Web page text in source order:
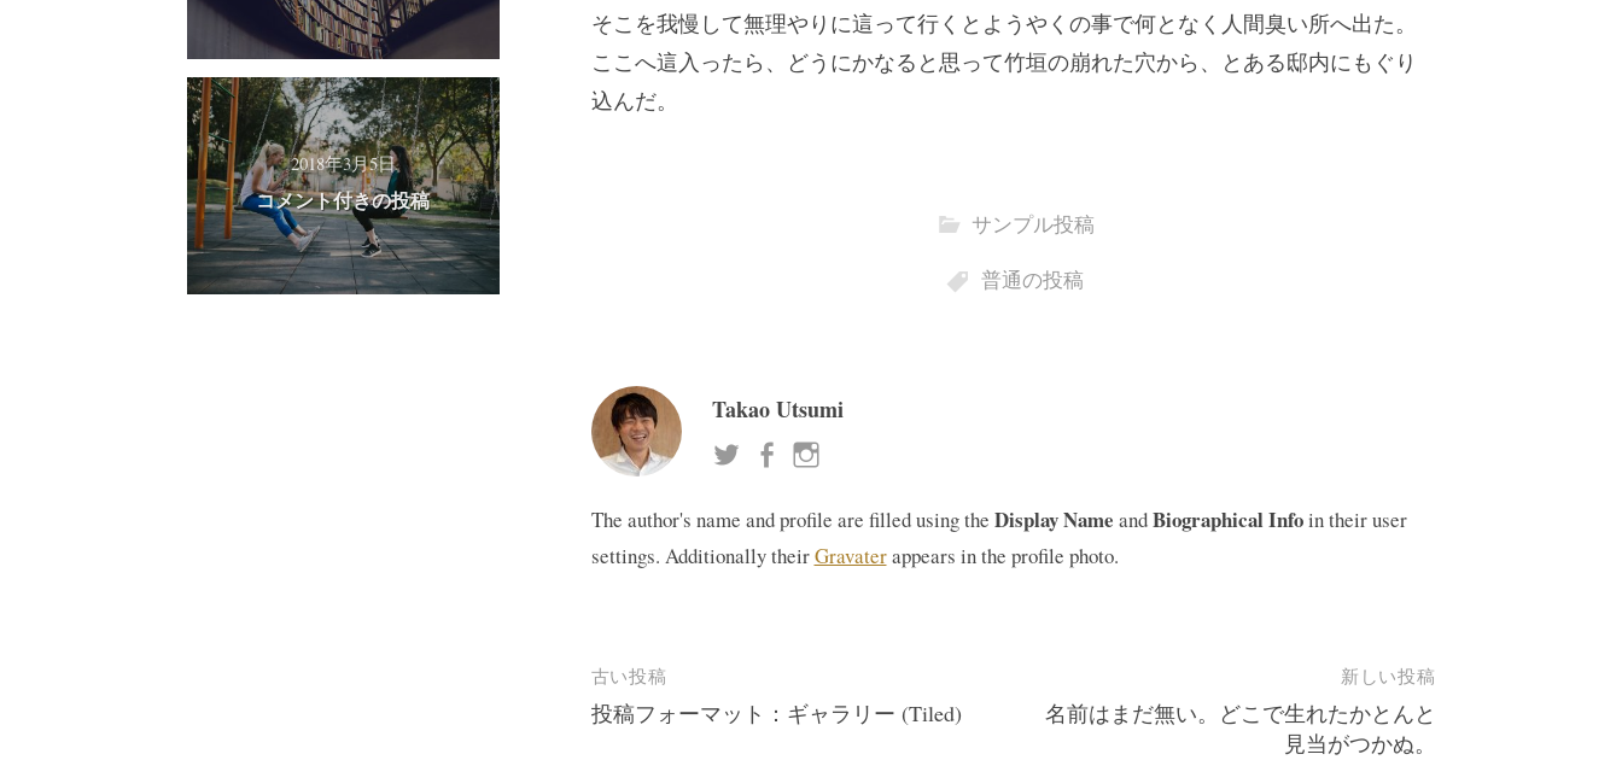
そこを我慢して無理やりに這って行くとようやくの事で何となく人間臭い所へ出た。
ここへ這入ったら、どうにかなると思って竹垣の崩れた穴から、とある邸内にもぐり
込んだ。
サンプル投稿
普通の投稿
Takao Utsumi
The author's name and profile are filled using the Display Name andBiographical Infoin their user
settings. Additionally theirGravaterappears in the profile photo.
投
稿
古い投稿
投稿フォーマット：ギャラリー (Tiled)
新しい投稿
名前はまだ無い。どこで生れたかとんと
見当がつかぬ。
2018年3月5日
コメント付きの投稿